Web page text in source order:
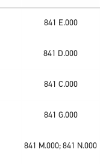
841 E.000
841 D.000
841 C.000
841 G.000
841 M.000; 841 N.000